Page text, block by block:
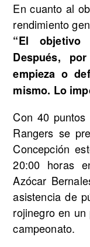
En cuanto al
rendimiento
“El
Después,
empieza o
mismo. Lo
Con 40
Rangers se
Concepción
20:00 horas
Azócar
asistencia de
rojinegro en
campeonato.